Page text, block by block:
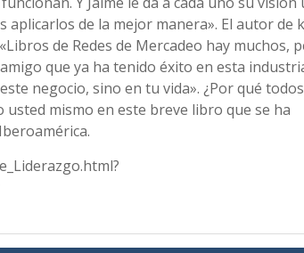
aplicarlos de la mejor manera». El autor de
de Redes de Mercadeo hay muchos,
que ya ha tenido éxito en esta
negocio, sino en tu vida». ¿Por qué
mismo en este breve libro que se ha